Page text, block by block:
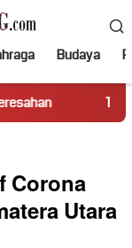
Budaya
Truk Miring Hambat
Corona
Utara